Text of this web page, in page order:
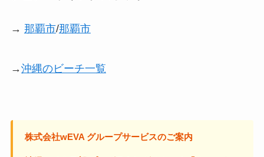
→ 那覇市/那覇市
→沖縄のビーチ一覧
株式会社wEVA グループサービスのご案内